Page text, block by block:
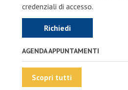
credenziali di accesso.
Richiedi
AGENDA APPUNTAMENTI
Scopri tutti